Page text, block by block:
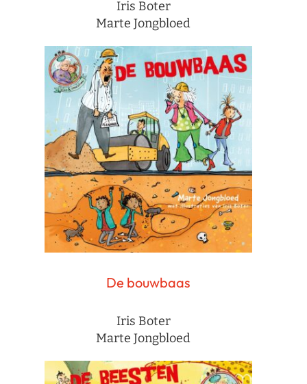
Iris Boter
Marte Jongbloed
De bouwbaas
Iris Boter
Marte Jongbloed